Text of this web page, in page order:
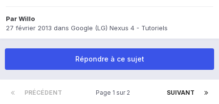
ParWillo
27 février 2013 dans Google (LG) Nexus 4 - Tutoriels
Répondre à ce sujet
PRÉCÉDENT SUIVANT
Page 1 sur 2